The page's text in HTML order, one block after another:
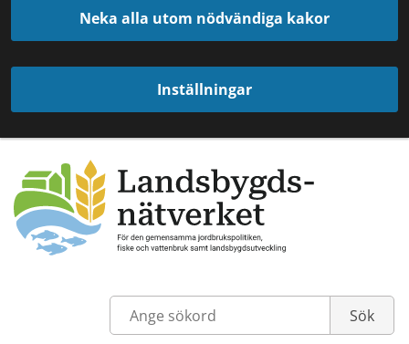
Neka alla utom nödvändiga kakor
Inställningar